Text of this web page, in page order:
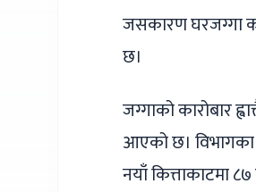
जसकारण घरजग्गा
छ।
जग्गाको कारोबार
आएको छ।
नयाँ कित्ताकाटमा